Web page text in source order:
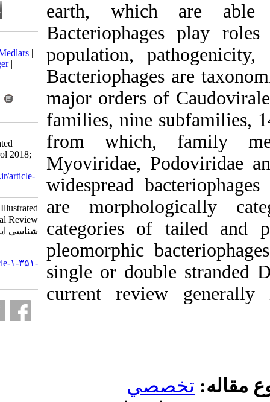
earth,
population,
major orders
families, nine
from
Myoviridae,
widespread
are
categories
pleomorphic
single or
current
Download citation:
BibTeX
RIS|EndNote|Medlars
ProCite
Reference Manager|
Send citation to:
Mendeley
Zotero
Mazaheri Nezhad Fard R.
Bacteriophages: An Illustrated
General Review. Iran J Virol 2018;
12 (1) :52-62
URL:http://journal.isv.org.ir/article-
1-351-fa.html
Bacteriophages: An Illustrated
General Review. مجله ویروس
شناسی ایران. ۱۳۹۷; ۱۲ (۱) :۵۲-۶۲
http://journal.isv.org.ir/article-۱-۳۵۱-